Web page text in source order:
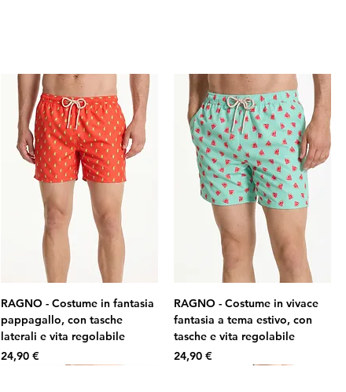
RAGNO - Costume in fantasia
pappagallo, con tasche
laterali e vita regolabile
Prezzo
24,90 €
RAGNO - Costume in vivace
fantasia a tema estivo, con
tasche e vita regolabile
Prezzo
24,90 €